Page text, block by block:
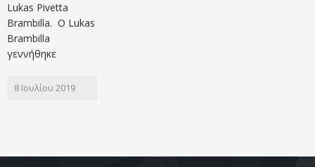
Lukas Pivetta
Brambilla. Ο Lukas
Brambilla
γεννήθηκε
8 Ιουλίου 2019